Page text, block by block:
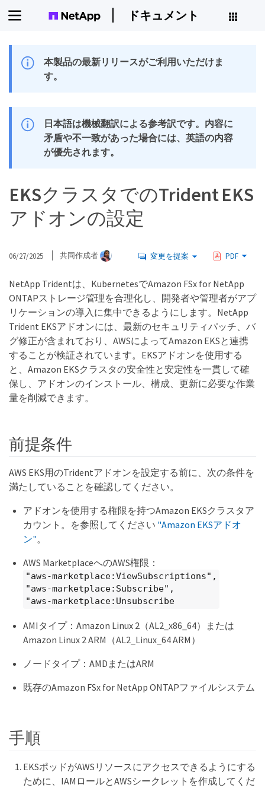
ドキュメント
本製品の最新リリースがご利用いただけま
す。
日本語は機械翻訳による参考訳です。内容に
矛盾や不一致があった場合には、英語の内容
が優先されます。
EKSクラスタでのTrident EKS
アドオンの設定
06/27/2025 共同作成者 変更を提案 PDF
NetApp Tridentは、KubernetesでAmazon FSx for NetApp
ONTAPストレージ管理を合理化し、開発者や管理者がアプ
リケーションの導入に集中できるようにします。NetApp
Trident EKSアドオンには、最新のセキュリティパッチ、バ
グ修正が含まれており、AWSによってAmazon EKSと連携
することが検証されています。EKSアドオンを使用する
と、Amazon EKSクラスタの安全性と安定性を一貫して確
保し、アドオンのインストール、構成、更新に必要な作業
量を削減できます。
前提条件
AWS EKS用のTridentアドオンを設定する前に、次の条件を
満たしていることを確認してください。
アドオンを使用する権限を持つAmazon EKSクラスタア
カウント。を参照してください "Amazon EKSアドオ
ン"。
AWS MarketplaceへのAWS権限：
"aws-marketplace:ViewSubscriptions",
"aws-marketplace:Subscribe",
"aws-marketplace:Unsubscribe
AMIタイプ：Amazon Linux 2（AL2_x86_64）または
Amazon Linux 2 ARM（AL2_Linux_64 ARM）
ノードタイプ：AMDまたはARM
既存のAmazon FSx for NetApp ONTAPファイルシステム
手順
EKSポッドがAWSリソースにアクセスできるようにする
ために、IAMロールとAWSシークレットを作成してくだ